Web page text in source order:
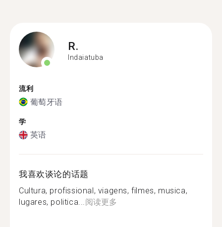
R.
Indaiatuba
流利
葡萄牙语
学
英语
我喜欢谈论的话题
Cultura, profissional, viagens, filmes, musica,
lugares, politica...阅读更多